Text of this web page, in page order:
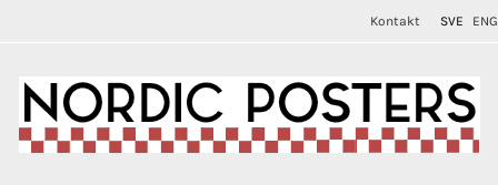
Kontakt SVE ENG